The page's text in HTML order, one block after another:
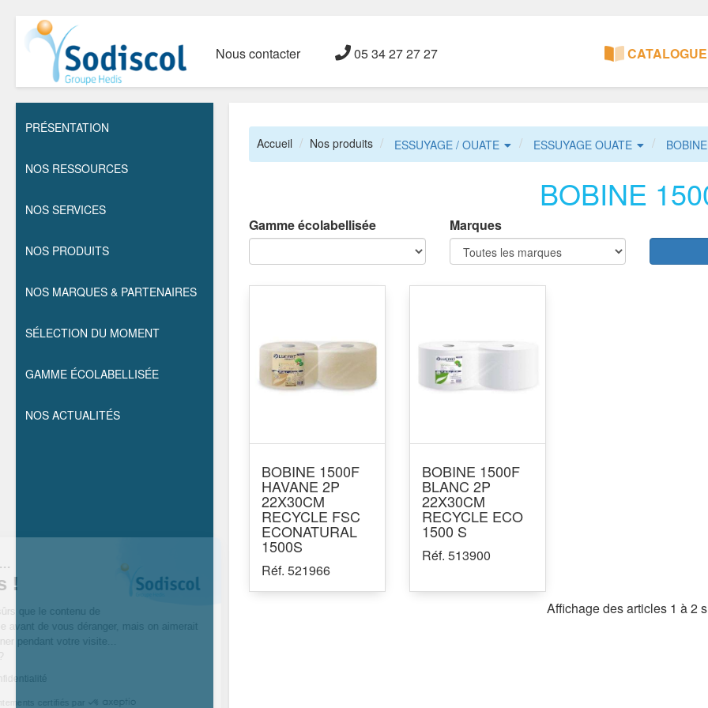
Salut c'est nous...
les cookies !
On a attendu d’être sûrs que le contenu de
ce site vous intéresse avant de vous déranger, mais on aimerait
bien vous accompagner pendant votre visite...
C’est OK pour vous ?
Lire la politique de confidentialité
Consentements certifiés par
Nous contacter 05 34 27 27 27
PRÉSENTATION
NOS RESSOURCES
NOS SERVICES
NOS PRODUITS
NOS MARQUES & PARTENAIRES
SÉLECTION DU MOMENT
GAMME ÉCOLABELLISÉE
NOS ACTUALITÉS
Accueil Nos produits ESSUYAGE / OUATE ESSUYAGE OUATE
BOBINE
Gamme écolabellisée Marques
BOBINE 1500F
HAVANE 2P
22X30CM
RECYCLE FSC
ECONATURAL
1500S
Réf. 521966
BOBINE 1500F
BLANC 2P
22X30CM
RECYCLE ECO
1500 S
Réf. 513900
Affichage des articles 1 à 2